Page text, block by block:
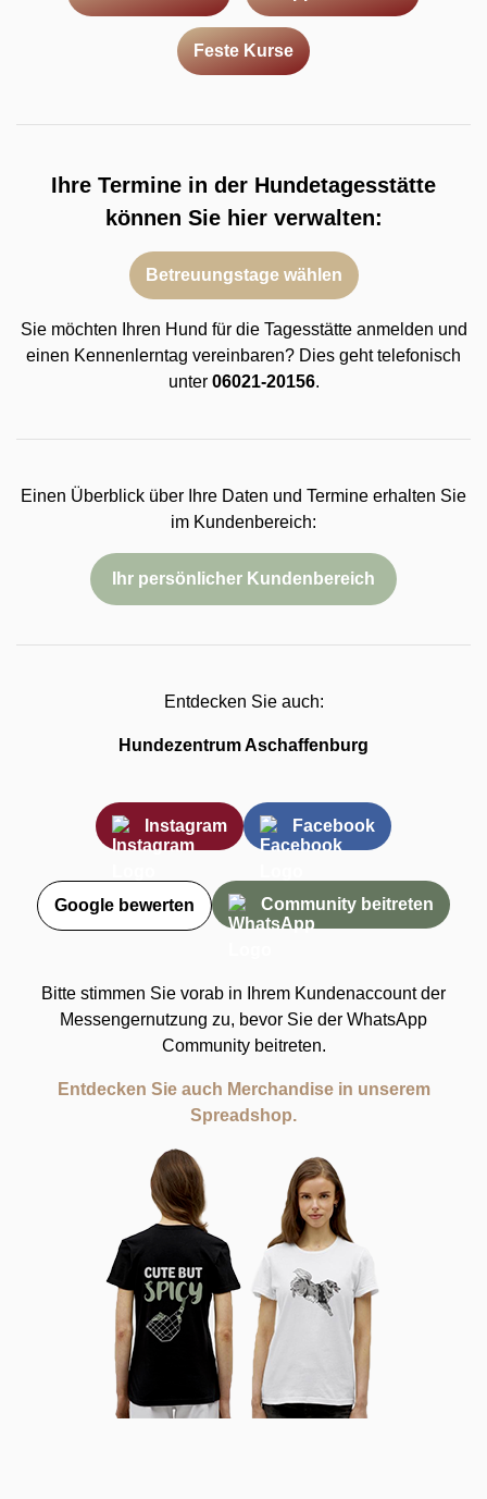
Feste Kurse
Ihre Termine in der Hundetagesstätte
können Sie hier verwalten:
Betreuungstage wählen
Sie möchten Ihren Hund für die Tagesstätte anmelden und
einen Kennenlerntag vereinbaren? Dies geht telefonisch
unter 06021-20156.
Einen Überblick über Ihre Daten und Termine erhalten Sie
im Kundenbereich:
Ihr persönlicher Kundenbereich
Entdecken Sie auch:
Hundezentrum Aschaffenburg
Instagram Facebook
Google bewerten Community beitreten
Bitte stimmen Sie vorab in Ihrem Kundenaccount der
Messengernutzung zu, bevor Sie der WhatsApp
Community beitreten.
Entdecken Sie auch Merchandise in unserem
Spreadshop.